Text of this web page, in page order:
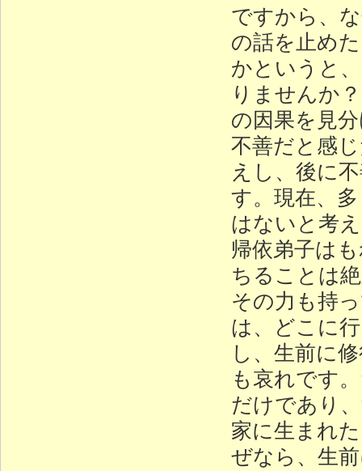
ですから、
の話を止め
かというと
りませんか
の因果を見
不善だと感
えし、後に
す。現在、
はないと考
帰依弟子は
ちることは
その力も持
は、どこに
し、生前に
も哀れです
だけであり
家に生まれ
ぜなら、生